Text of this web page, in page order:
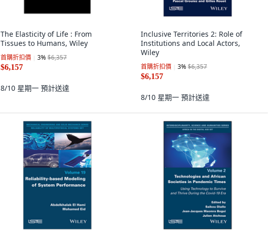
The Elasticity of Life : From
Tissues to Humans, Wiley
首購折扣價 3%$6,357
$6,157
8/10 星期一 預計送達
Inclusive Territories 2: Role of
Institutions and Local Actors,
Wiley
首購折扣價 3%$6,357
$6,157
8/10 星期一 預計送達